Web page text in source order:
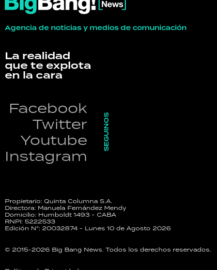
Agencia de noticias y medios de comunicación
La realidad
que te explota
en la cara
Facebook
Twitter
Youtube
Instagram
SEGUINOS
Propietario: Quinta Columna S.A.
Directora: Manuela Fernández Mendy
Domicilio: Humboldt 1493 - CABA
RNPI: 5222533
Edición N°: 20032874 - Lunes 10 de Agosto 2026
© 2015-2026 Big Bang News. Todos los derechos reservados.